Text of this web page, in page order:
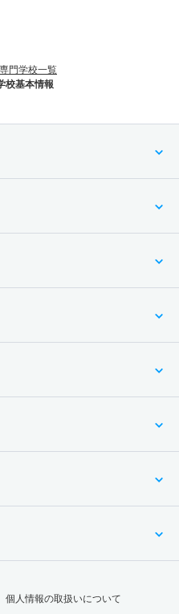
門学校一覧
校基本情報
個人情報の取扱いについて